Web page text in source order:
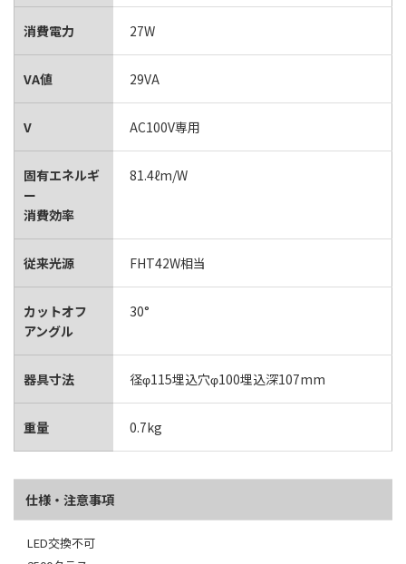
消費電力 27W
VA値 29VA
V AC100V専用
固有エネルギ
ー
消費効率
81.4ℓm/W
従来光源 FHT42W相当
カットオフ
アングル
30°
器具寸法 径φ115埋込穴φ100埋込深107mm
重量 0.7kg
仕様・注意事項
LED交換不可